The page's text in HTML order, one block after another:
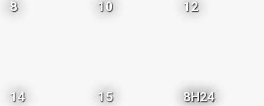
8 10 12
14 15 8H24